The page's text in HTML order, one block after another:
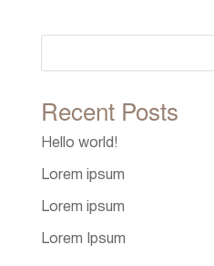
Recent Posts
Hello world!
Lorem ipsum
Lorem ipsum
Lorem Ipsum